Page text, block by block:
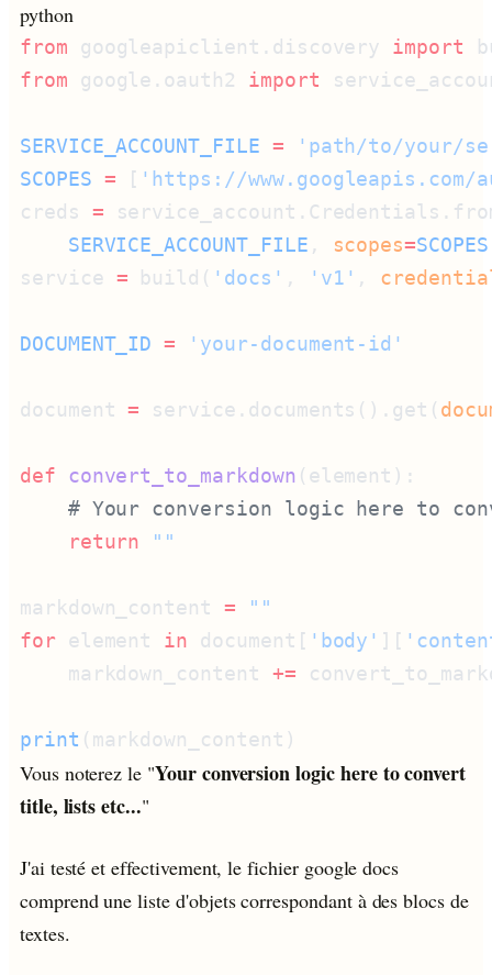
python
from googleapiclient.discovery import
from google.oauth2 import
SERVICE_ACCOUNT_FILE =
SCOPES = [ 'https://www.googleapis.com/
creds =
    SERVICE_ACCOUNT_FILE
, scopes=SCOPES
service = build( 'docs' , 'v1' ,
DOCUMENT_ID =
document = service.documents().get(
def convert_to_markdown
    return
markdown_content =
for element in document[ 'body' ][
    markdown_content
+=
print
Vous noterez le "Your conversion logic here to convert
title, lists etc..."
J'ai testé et effectivement, le fichier google docs
comprend une liste d'objets correspondant à des blocs de
textes.